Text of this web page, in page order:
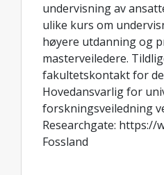
undervisning av
ulike kurs om
høyere utdanning og
masterveiledere.
fakultetskontakt for
Hovedansvarlig for
forskningsveiledning
Researchgate:
Fossland